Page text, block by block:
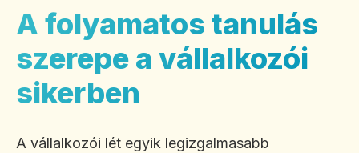
A folyamatos tanulás
szerepe a vállalkozói
sikerben
A vállalkozói lét egyik legizgalmasabb